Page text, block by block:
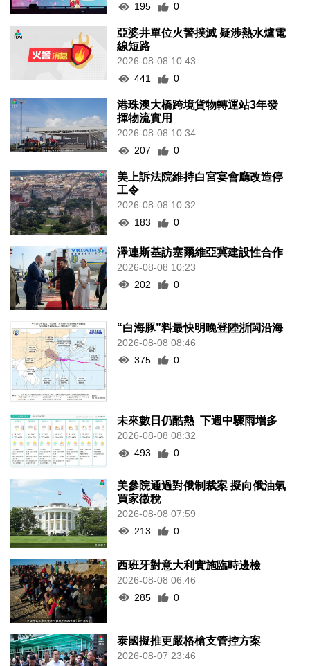
195
0
亞婆井單位火警撲滅 疑涉熱水爐電
線短路
2026-08-08 10:43
441
0
港珠澳大橋跨境貨物轉運站3年發
揮物流實用
2026-08-08 10:34
207
0
美上訴法院維持白宮宴會廳改造停
工令
2026-08-08 10:32
183
0
澤連斯基訪塞爾維亞冀建設性合作
2026-08-08 10:23
202
0
“白海豚”料最快明晚登陸浙閩沿海
2026-08-08 08:46
375
0
未來數日仍酷熱 下週中驟雨增多
2026-08-08 08:32
493
0
美參院通過對俄制裁案 擬向俄油氣
買家徵稅
2026-08-08 07:59
213
0
西班牙對意大利實施臨時邊檢
2026-08-08 06:46
285
0
泰國擬推更嚴格槍支管控方案
2026-08-07 23:46